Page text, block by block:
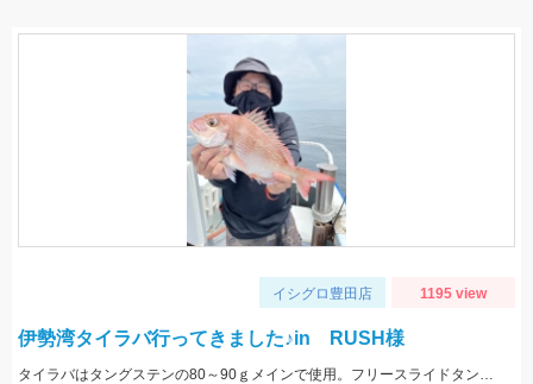
イシグロ豊田店 1195 view
伊勢湾タイラバ行ってきました♪in RUSH様
タイラバはタングステンの80～90ｇメインで使用。フリースライドタングステンの反応◎ボトムを丁寧に探ることがキモでした。